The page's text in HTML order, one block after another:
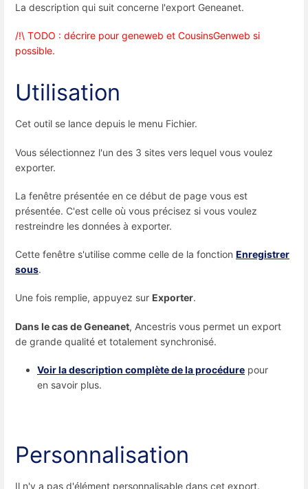
La description qui suit concerne l'export Geneanet.
/!\ TODO : décrire pour geneweb et CousinsGenweb si
possible.
Utilisation
Cet outil se lance depuis le menu Fichier.
Vous sélectionnez l'un des 3 sites vers lequel vous voulez
exporter.
La fenêtre présentée en ce début de page vous est
présentée. C'est celle où vous précisez si vous voulez
restreindre les données à exporter.
Cette fenêtre s'utilise comme celle de la fonction Enregistrer
sous.
Une fois remplie, appuyez sur Exporter.
Dans le cas de Geneanet, Ancestris vous permet un export
de grande qualité et totalement synchronisé.
Voir la description complète de la procédure pour
en savoir plus.
Personnalisation
Il n'y a pas d'élément personnalisable dans cet export.